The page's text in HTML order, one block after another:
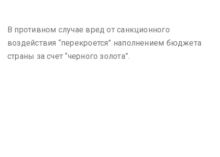
В противном случае вред от санкционного
воздействия “перекроется” наполнением бюджета
страны за счет “черного золота”.